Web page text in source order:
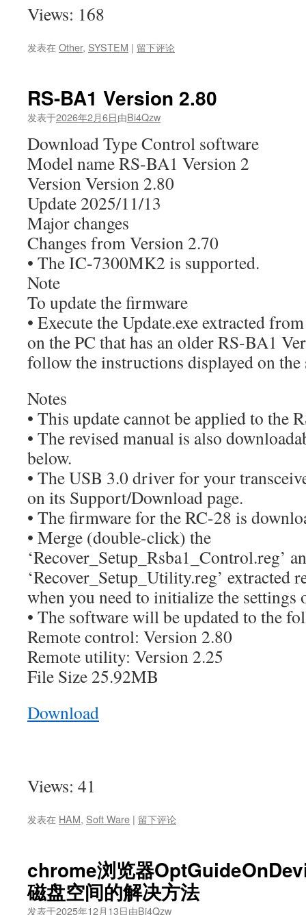
Views: 168
发表在 Other, SYSTEM | 留下评论
RS-BA1 Version 2.80
发表于2026年2月6日由Bi4Qzw
Download Type Control software
Model name RS-BA1 Version 2
Version Version 2.80
Update 2025/11/13
Major changes
Changes from Version 2.70
• The IC-7300MK2 is supported.
Note
To update the firmware
• Execute the Update.exe extracted
on the PC that has an older RS-BA1
follow the instructions displayed on the
Notes
• This update cannot be applied to the
• The revised manual is also
below.
• The USB 3.0 driver for your
on its Support/Download page.
• The firmware for the RC-28 is
• Merge (double-click) the
‘Recover_Setup_Rsba1_Control.reg’
‘Recover_Setup_Utility.reg’ extracted
when you need to initialize the settings
• The software will be updated to the
Remote control: Version 2.80
Remote utility: Version 2.25
File Size 25.92MB
Download
Views: 41
发表在 HAM, Soft Ware | 留下评论
chrome浏览器
磁盘空间的解决方法
发表于2025年12月13日由Bi4Qzw